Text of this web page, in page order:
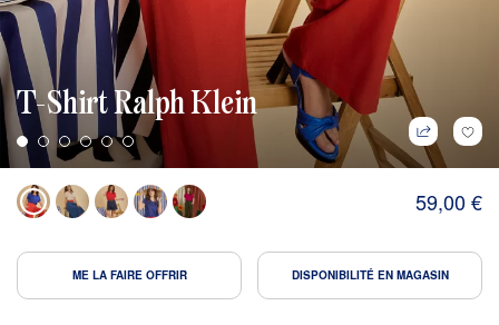
T-Shirt Ralph Klein
59,00 €
ME LA FAIRE OFFRIR DISPONIBILITÉ EN MAGASIN